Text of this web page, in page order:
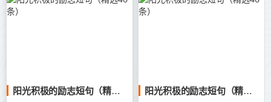
阳光积极的励志短句（精选46条） 阳光积极的励志短句（精选46条）